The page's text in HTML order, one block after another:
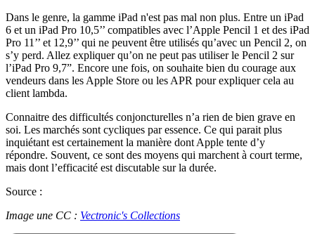
Dans le genre, la gamme iPad n'est pas mal non plus. Entre un iPad
6 et un iPad Pro 10,5’’ compatibles avec l’Apple Pencil 1 et des iPad
Pro 11’’ et 12,9’’ qui ne peuvent être utilisés qu’avec un Pencil 2, on
s’y perd. Allez expliquer qu’on ne peut pas utiliser le Pencil 2 sur
l’iPad Pro 9,7”. Encore une fois, on souhaite bien du courage aux
vendeurs dans les Apple Store ou les APR pour expliquer cela au
client lambda.
Connaitre des difficultés conjoncturelles n’a rien de bien grave en
soi. Les marchés sont cycliques par essence. Ce qui parait plus
inquiétant est certainement la manière dont Apple tente d’y
répondre. Souvent, ce sont des moyens qui marchent à court terme,
mais dont l’efficacité est discutable sur la durée.
Source :
Image une CC : Vectronic's Collections